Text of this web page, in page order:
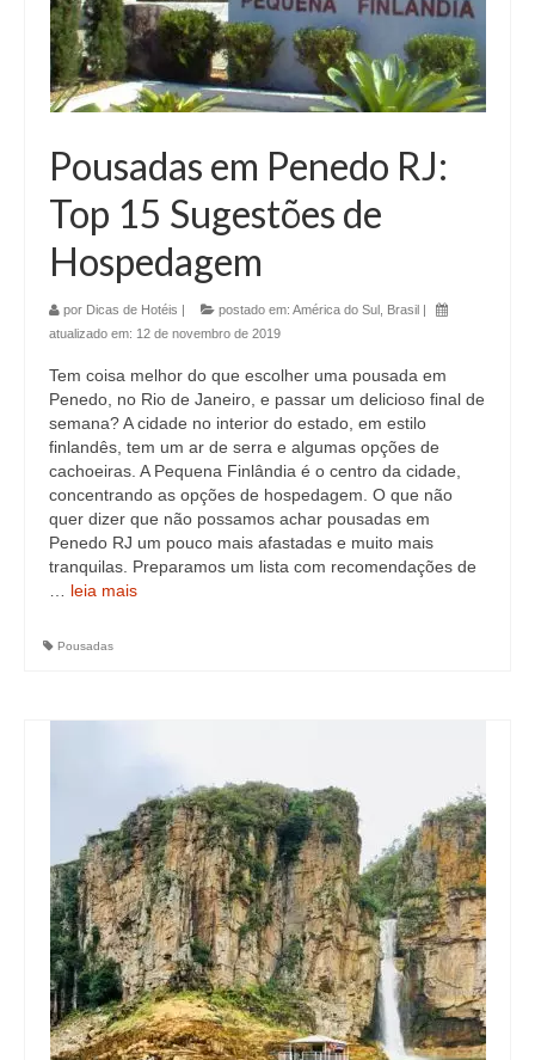
Pousadas em Penedo RJ:
Top 15 Sugestões de
Hospedagem
por Dicas de Hotéis | postado em: América do Sul Brasil |
atualizado em: 12 de novembro de 2019
Tem coisa melhor do que escolher uma pousada em
Penedo, no Rio de Janeiro, e passar um delicioso final de
semana? A cidade no interior do estado, em estilo
finlandês, tem um ar de serra e algumas opções de
cachoeiras. A Pequena Finlândia é o centro da cidade,
concentrando as opções de hospedagem. O que não
quer dizer que não possamos achar pousadas em
Penedo RJ um pouco mais afastadas e muito mais
tranquilas. Preparamos um lista com recomendações de
leia mais
Pousadas